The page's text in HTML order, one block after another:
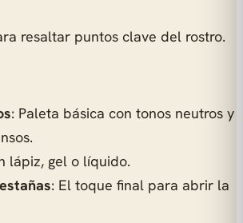
resaltar puntos clave del rostro.
: Paleta básica con tonos neutros y
lápiz, gel o líquido.
: El toque final para abrir la